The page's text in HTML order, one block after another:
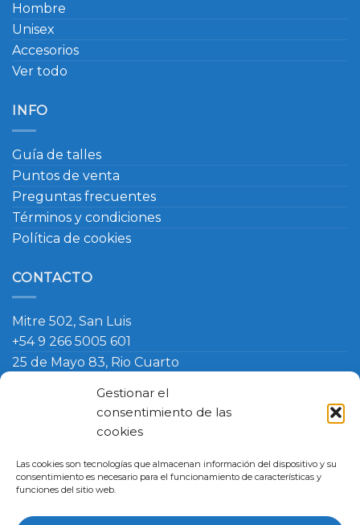
Gestionar el
consentimiento de las
cookies
Las cookies son tecnologías que almacenan información del dispositivo y su
consentimiento es necesario para el funcionamiento de características y
funciones del sitio web.
Hombre
Unisex
Accesorios
Ver todo
INFO
Guía de talles
Puntos de venta
Preguntas frecuentes
Términos y condiciones
Política de cookies
CONTACTO
Mitre 502, San Luis
+54 9 266 5005 601
25 de Mayo 83, Rio Cuarto
Cambio
Master Uniformes